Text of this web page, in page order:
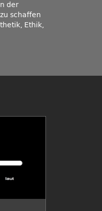
der
schaffen
Ethik,